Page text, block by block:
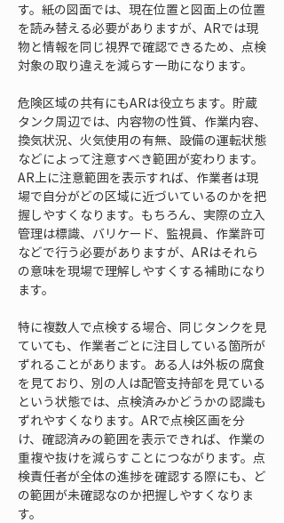
す。紙の図面では、現在位置と図面上の位置
を読み替える必要がありますが、ARでは現
物と情報を同じ視界で確認できるため、点検
対象の取り違えを減らす一助になります。
危険区域の共有にもARは役立ちます。貯蔵
タンク周辺では、内容物の性質、作業内容、
換気状況、火気使用の有無、設備の運転状態
などによって注意すべき範囲が変わります。
AR上に注意範囲を表示すれば、作業者は現
場で自分がどの区域に近づいているのかを把
握しやすくなります。もちろん、実際の立入
管理は標識、バリケード、監視員、作業許可
などで行う必要がありますが、ARはそれら
の意味を現場で理解しやすくする補助になり
ます。
特に複数人で点検する場合、同じタンクを見
ていても、作業者ごとに注目している箇所が
ずれることがあります。ある人は外板の腐食
を見ており、別の人は配管支持部を見ている
という状態では、点検済みかどうかの認識も
ずれやすくなります。ARで点検区画を分
け、確認済みの範囲を表示できれば、作業の
重複や抜けを減らすことにつながります。点
検責任者が全体の進捗を確認する際にも、ど
の範囲が未確認なのか把握しやすくなりま
す。